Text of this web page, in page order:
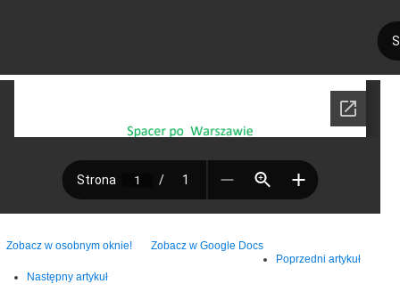
Zobacz w osobnym oknie!
Zobacz w Google Docs
Poprzedni artykuł
Następny artykuł